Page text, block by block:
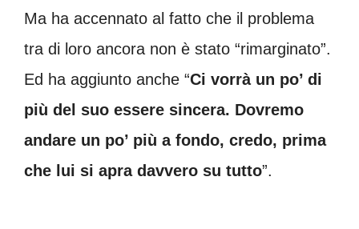
Ma ha accennato al fatto che il problema
tra di loro ancora non è stato “rimarginato”.
Ed ha aggiunto anche “Ci vorrà un po’ di
più del suo essere sincera. Dovremo
andare un po’ più a fondo, credo, prima
che lui si apra davvero su tutto”.